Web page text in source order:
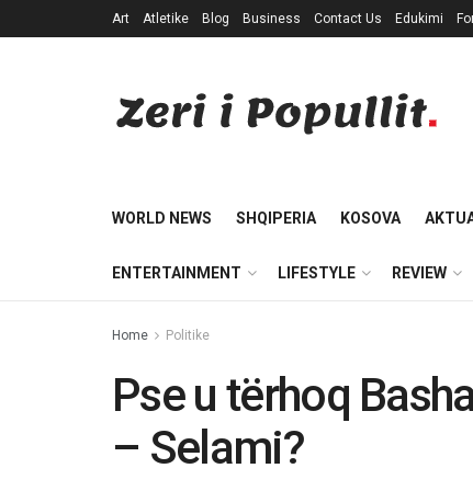
Art Atletike Blog Business Contact Us Edukimi
WORLD NEWS SHQIPERIA KOSOVA
ENTERTAINMENT LIFESTYLE REVIEW
Home Politike
Pse u tërhoq
– Selami?